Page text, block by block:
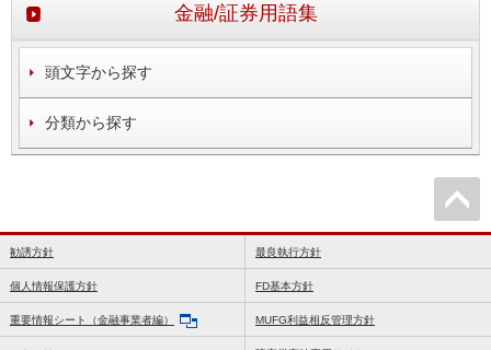
金融/証券用語集
頭文字から探す
分類から探す
勧誘方針 最良執行方針
個人情報保護方針 FD基本方針
重要情報シート（金融事業者編） MUFG利益相反管理方針